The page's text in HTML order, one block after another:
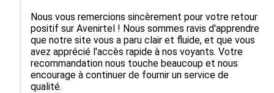
Nous vous remercions sincèrement pour votre retour
positif sur Avenirtel ! Nous sommes ravis d'apprendre
que notre site vous a paru clair et fluide, et que vous
avez apprécié l'accès rapide à nos voyants. Votre
recommandation nous touche beaucoup et nous
encourage à continuer de fournir un service de
qualité.